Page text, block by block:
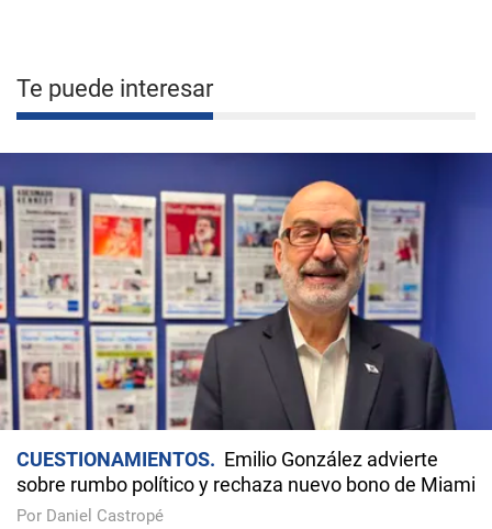
Te puede interesar
CUESTIONAMIENTOS
Emilio González advierte
sobre rumbo político y rechaza nuevo bono de Miami
Por Daniel Castropé